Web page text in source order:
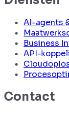
AI-agents
Business
API-
Contact